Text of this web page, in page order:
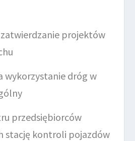
projektów
wykorzystanie dróg w
przedsiębiorców
stację kontroli pojazdów